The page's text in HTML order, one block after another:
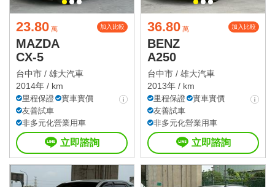
23.80 萬 加入比較
MAZDA
CX-5
台中市 / 雄大汽車
2014年 / km
里程保證
實車實價
友善試車
非多元化營業用車
立即諮詢
36.80 萬 加入比較
BENZ
A250
台中市 / 雄大汽車
2013年 / km
里程保證
實車實價
友善試車
非多元化營業用車
立即諮詢